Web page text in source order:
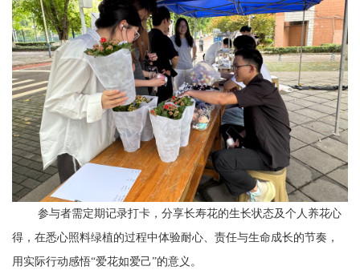
参与者需定期记录打卡，分享长寿花的生长状态及个人养花心
得，在悉心照料绿植的过程中体验耐心、责任与生命成长的节奏，
用实际行动感悟“爱花如爱己”的意义。